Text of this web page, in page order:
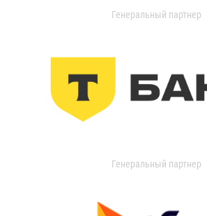
Генеральный партнер
Генеральный партнер